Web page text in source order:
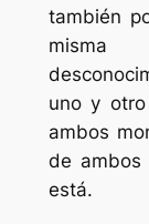
también
uno y
ambos
de ambos
está.